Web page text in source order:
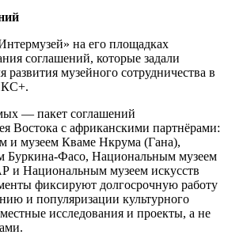
на его площадках
соглашений, которые задали
музейного сотрудничества в
— пакет соглашений
Востока с африканскими партнёрами:
и музеем Кваме Нкрума (Гана),
Буркина‑Фасо, Национальным музеем
и Национальным музеем искусств
фиксируют долгосрочную работу
и популяризации культурного
исследования и проекты, а не